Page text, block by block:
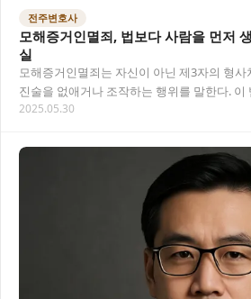
전주변호사
모해증거인멸죄, 법보다 사람을 먼저
실
모해증거인멸죄는 자신이 아닌 제3자의 형
진술을 없애거나 조작하는 행위를 말한다. 이
라는 변명으로는 절대 가볍게 다뤄지지 않는…
2025.05.30